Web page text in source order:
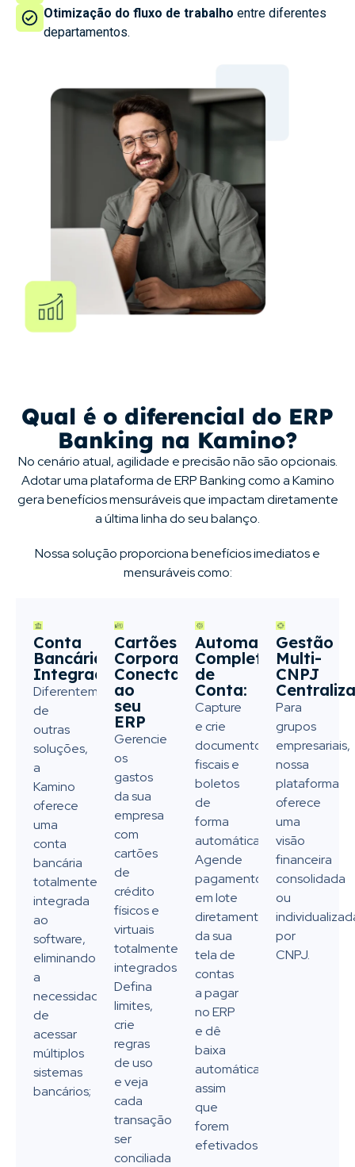
Otimização do fluxo de trabalho entre diferentes
departamentos.
Qual é o diferencial do ERP
Banking na Kamino?
No cenário atual, agilidade e precisão não são opcionais.
Adotar uma plataforma de ERP Banking como a Kamino
gera benefícios mensuráveis que impactam diretamente
a última linha do seu balanço.
Nossa solução proporciona benefícios imediatos e
mensuráveis como:
Conta
Bancária
Integrada
Diferentemente
de
outras
soluções,
a
Kamino
oferece
uma
conta
bancária
totalmente
integrada
ao
software,
eliminando
a
necessidade
de
acessar
múltiplos
sistemas
bancários;
Cartões
Corporativos
Conectados
ao
seu
ERP
Gerencie
os
gastos
da sua
empresa
com
cartões
de
crédito
físicos e
virtuais
totalmente
integrados.
Defina
limites,
crie
regras
de uso
e veja
cada
transação
ser
conciliada
Automação
Completa
de
Conta:
Capture
e crie
documentos
fiscais e
boletos
de
forma
automática.
Agende
pagamentos
em lote
diretamente
da sua
tela de
contas
a pagar
no ERP
e dê
baixa
automática
assim
que
forem
efetivados.
Gestão
Multi-
CNPJ
Para
grupos
empresariais,
nossa
plataforma
oferece
uma
visão
financeira
consolidada
ou
por
CNPJ.